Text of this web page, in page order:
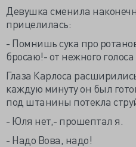
Девушка сменила
прицелилась:
- Помнишь сука про
бросаю!- от нежного
Глаза Карлоса
каждую минуту он был
под штанины потекла
- Юля нет,- прошептал я.
- Надо Вова, надо!